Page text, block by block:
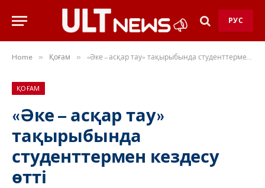
РУС
Home » Қоғам » «Әке – асқар тау» тақырыбында студенттермен кездесу өтті
ҚОҒАМ
«Әке – асқар тау»
тақырыбында
студенттермен кездесу
өтті